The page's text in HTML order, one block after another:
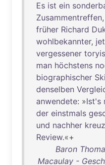
Es ist ein
Zusammentreffen,
früher Richard
wohlbekannter,
vergessener
man höchstens
biographischer
denselben
anwendete: »Ist's
der einstmals
und nachher
Review.«+
Baron
Macaulay -